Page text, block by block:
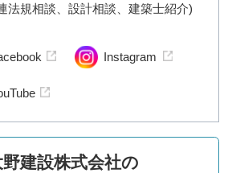
法規相談、設計相談、建築士紹介)
Instagram
野建設株式会社の